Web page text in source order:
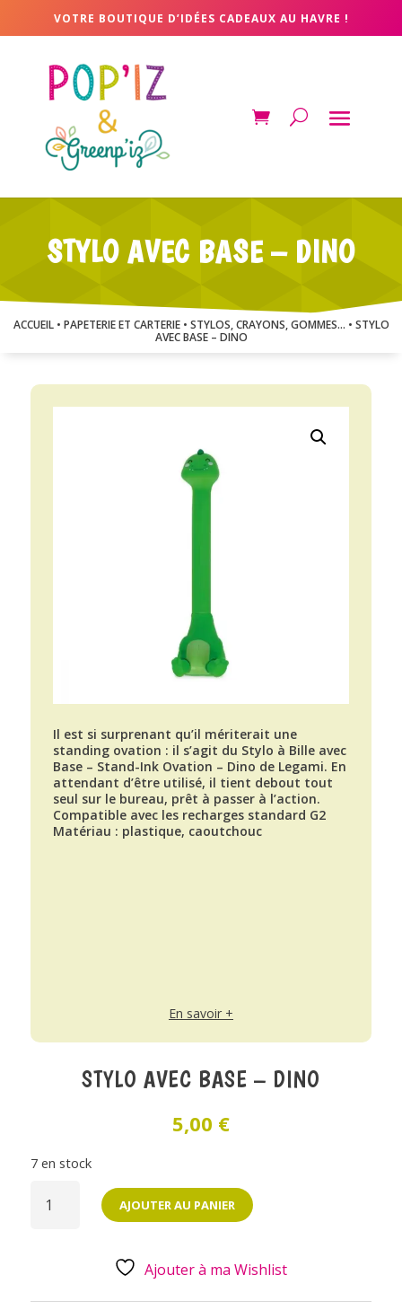
VOTRE BOUTIQUE D’IDÉES CADEAUX AU HAVRE !
STYLO AVEC BASE – DINO
ACCUEIL• PAPETERIE ET CARTERIE• STYLOS, CRAYONS, GOMMES... • STYLO
AVEC BASE – DINO
Il est si surprenant qu’il mériterait une
standing ovation : il s’agit du Stylo à Bille avec
Base – Stand-Ink Ovation – Dino de Legami. En
attendant d’être utilisé, il tient debout tout
seul sur le bureau, prêt à passer à l’action.
Compatible avec les recharges standard G2
Matériau : plastique, caoutchouc
En savoir +
STYLO AVEC BASE – DINO
5,00 €
7 en stock
DE
STYLO AJOUTER AU PANIER
Ajouter à ma Wishlist